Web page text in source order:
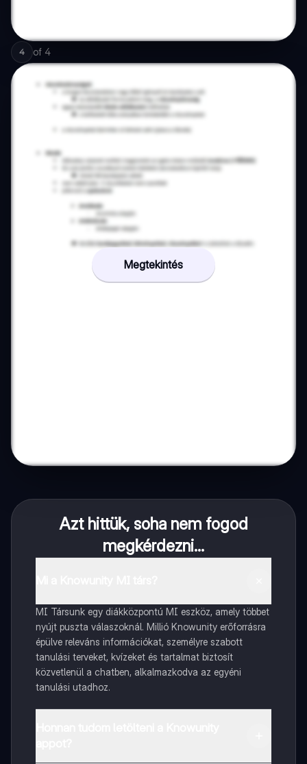
4 of 4
Megtekintés
Azt hittük, soha nem fogod
megkérdezni...
MI Társunk egy diákközpontú MI eszköz, amely többet
nyújt puszta válaszoknál. Millió Knowunity erőforrásra
épülve releváns információkat, személyre szabott
tanulási terveket, kvízeket és tartalmat biztosít
közvetlenül a chatben, alkalmazkodva az egyéni
tanulási utadhoz.